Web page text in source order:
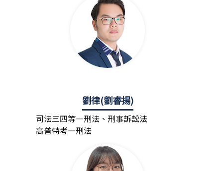
劉律(劉睿揚)
司法三四等—刑法、刑事訴訟法
高普特考—刑法